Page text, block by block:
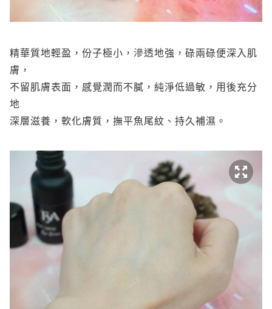
精華質地輕盈，份子極小，滲透地強，碌兩碌便深入肌
膚，
不留肌膚表面，感覺潤而不膩，純淨低過敏，用後充分
地
深層滋養，軟化膚質，撫平魚尾紋、持久補濕。